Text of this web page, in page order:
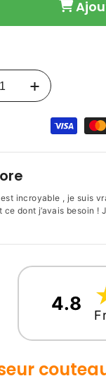
Augmenter
quantité
Aiguiseur
|
Affûtage
incroyable , je suis
ce dont j’avais besoin !
4.8